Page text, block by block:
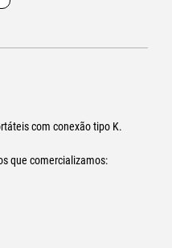
com conexão tipo K.
que comercializamos: